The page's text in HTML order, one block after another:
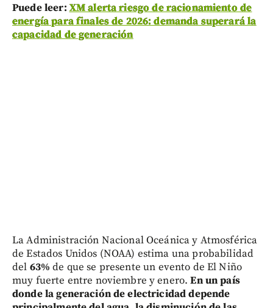
Puede leer: XM alerta riesgo de racionamiento de
energía para finales de 2026: demanda superará la
capacidad de generación
La Administración Nacional Oceánica y Atmosférica
de Estados Unidos (NOAA) estima una probabilidad
del 63% de que se presente un evento de El Niño
muy fuerte entre noviembre y enero.En un país
donde la generación de electricidad depende